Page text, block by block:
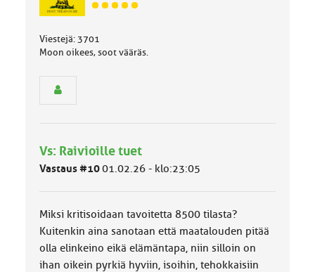
J
s
e
u
o
Viestejä: 3701
Moon oikees, soot vääräs.
Vs: Raivioille tuet
Vastaus #1001.02.26 - klo:23:05
Miksi kritisoidaan tavoitetta 8500 tilasta?
Kuitenkin aina sanotaan että maatalouden pitää
olla elinkeino eikä elämäntapa, niin silloin on
ihan oikein pyrkiä hyviin, isoihin, tehokkaisiin